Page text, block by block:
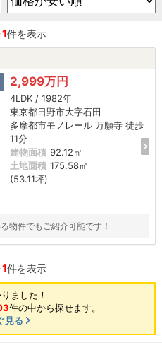
件を表示
2,999万円
4LDK / 1982年
東京都日野市大字石田
多摩都市モノレール 万願寺 徒歩
11分
建物面積 92.12㎡
土地面積 175.58㎡
(53.11坪)
物件でもご紹介可能です！
件を表示
ました！
件の中から探せます。
見る